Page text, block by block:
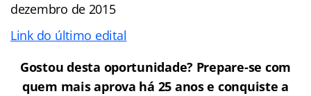
dezembro de 2015
Link do último edital
Gostou desta oportunidade? Prepare-se com
quem mais aprova há 25 anos e conquiste a